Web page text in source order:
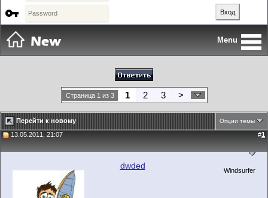

Menu
Страница 1 из 3 1 2 3 >
Перейти к новому Опции темы
13.05.2011, 21:07 #1
dwded Windsurfer